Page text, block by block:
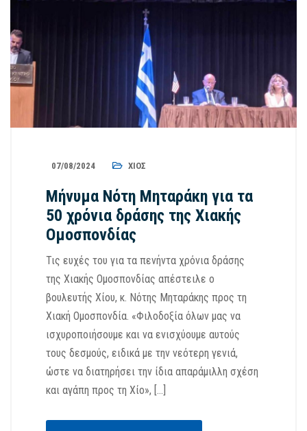
07/08/2024 ΧΊΟΣ
Μήνυμα Νότη Μηταράκη για τα
50 χρόνια δράσης της Χιακής
Ομοσπονδίας
Τις ευχές του για τα πενήντα χρόνια δράσης
της Χιακής Ομοσπονδίας απέστειλε ο
βουλευτής Χίου, κ. Νότης Μηταράκης προς τη
Χιακή Ομοσπονδία. «Φιλοδοξία όλων μας να
ισχυροποιήσουμε και να ενισχύουμε αυτούς
τους δεσμούς, ειδικά με την νεότερη γενιά,
ώστε να διατηρήσει την ίδια απαράμιλλη σχέση
και αγάπη προς τη Χίο», […]